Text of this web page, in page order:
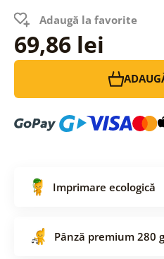
Adaugă la favorite
69,86 lei
Imprimare ecologică
Pânză premium 280